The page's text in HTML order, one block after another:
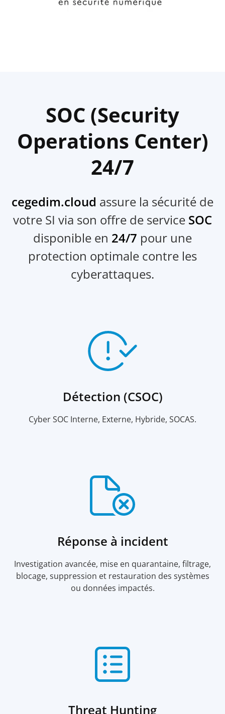
SOC (Security
Operations Center)
24/7
cegedim.cloud assure la sécurité de
votre SI via son offre de service SOC
disponible en 24/7 pour une
protection optimale contre les
cyberattaques.
Détection (CSOC)
Cyber SOC Interne, Externe, Hybride, SOCAS.
Réponse à incident
Investigation avancée, mise en quarantaine, filtrage,
blocage, suppression et restauration des systèmes
ou données impactés.
Threat Hunting